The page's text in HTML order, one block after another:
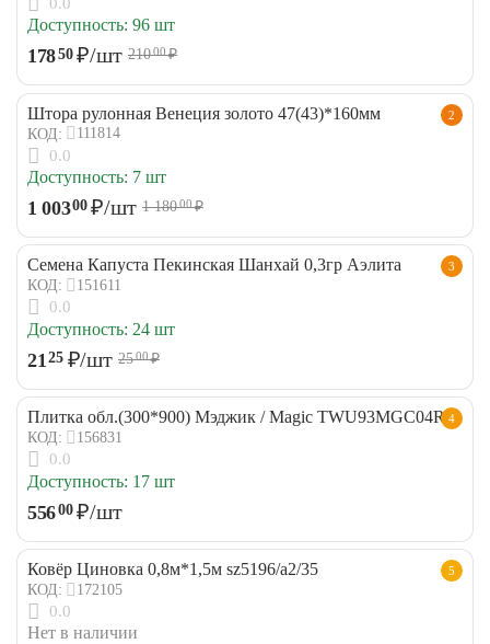
Доступность: 96 шт
17850 ₽/шт 21000₽
2
Штора рулонная Венеция золото 47(43)*160мм
КОД: 111814
0.0
Доступность: 7 шт
1 00300 ₽/шт 1 18000₽
3
Семена Капуста Пекинская Шанхай 0,3гр Аэлита
КОД: 151611
0.0
Доступность: 24 шт
21 25 ₽/шт 2500 ₽
4
Плитка обл.(300*900) Мэджик / Magic TWU93MGC04R
КОД: 156831
0.0
Доступность: 17 шт
55600 ₽/шт
5
Ковёр Циновка 0,8м*1,5м sz5196/a2/35
КОД: 172105
0.0
Нет в наличии